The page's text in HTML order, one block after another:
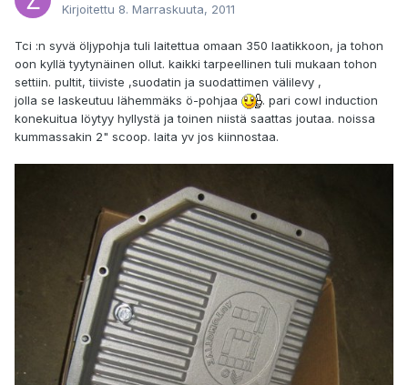
Kirjoitettu 8. Marraskuuta, 2011
Tci :n syvä öljypohja tuli laitettua omaan 350 laatikkoon, ja tohon
oon kyllä tyytynäinen ollut. kaikki tarpeellinen tuli mukaan tohon
settiin. pultit, tiiviste ,suodatin ja suodattimen välilevy ,
jolla se laskeutuu lähemmäks ö-pohjaa
. pari cowl induction
konekuitua löytyy hyllystä ja toinen niistä saattas joutaa. noissa
kummassakin 2" scoop. laita yv jos kiinnostaa.